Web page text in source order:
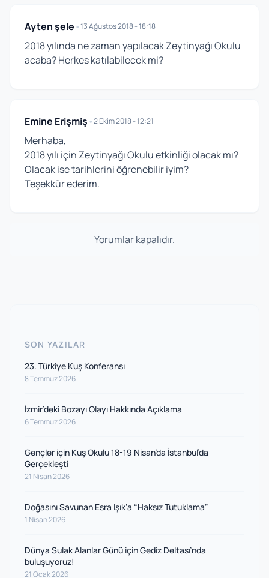
Ayten şele•13 Ağustos 2018 - 18:18
2018 yılında ne zaman yapılacak Zeytinyağı Okulu
acaba? Herkes katılabilecek mi?
Emine Erişmiş•2 Ekim 2018 - 12:21
Merhaba,
2018 yılı için Zeytinyağı Okulu etkinliği olacak mı?
Olacak ise tarihlerini öğrenebilir iyim?
Teşekkür ederim.
Yorumlar kapalıdır.
SON YAZILAR
23. Türkiye Kuş Konferansı
8 Temmuz 2026
İzmir’deki Bozayı Olayı Hakkında Açıklama
6 Temmuz 2026
Gençler için Kuş Okulu 18-19 Nisan’da İstanbul’da
Gerçekleşti
21 Nisan 2026
Doğasını Savunan Esra Işık’a “Haksız Tutuklama”
1 Nisan 2026
Dünya Sulak Alanlar Günü için Gediz Deltası’nda
buluşuyoruz!
21 Ocak 2026